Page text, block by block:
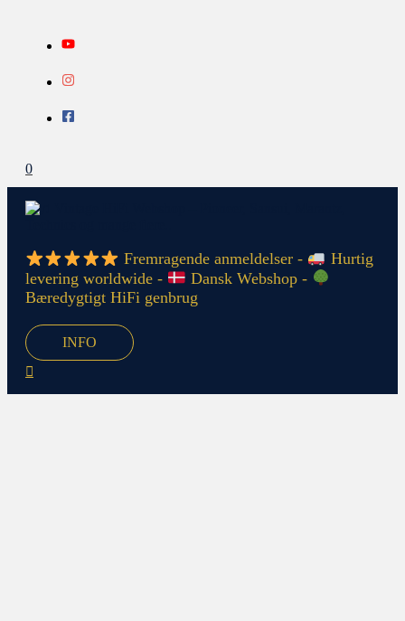
0
Fremragende anmeldelser -
Hurtig
levering worldwide -
Dansk Webshop -
Bæredygtigt HiFi genbrug
INFO